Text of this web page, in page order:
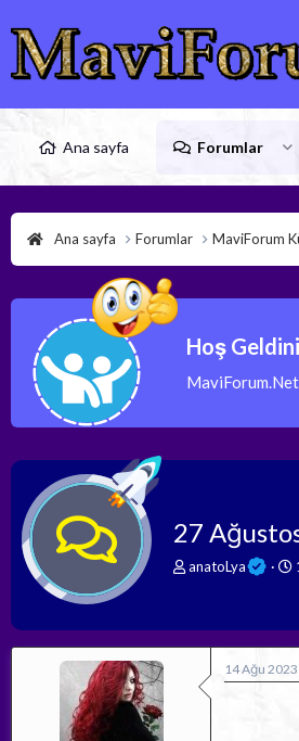
Ana sayfa Forumlar
Ana sayfa Forumlar MaviForum
Hoş
MaviForum.Net
27
K
anatoLya
n
14 Ağu 2023